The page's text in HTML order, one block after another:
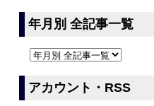
年月別 全記事一覧
アカウント・RSS